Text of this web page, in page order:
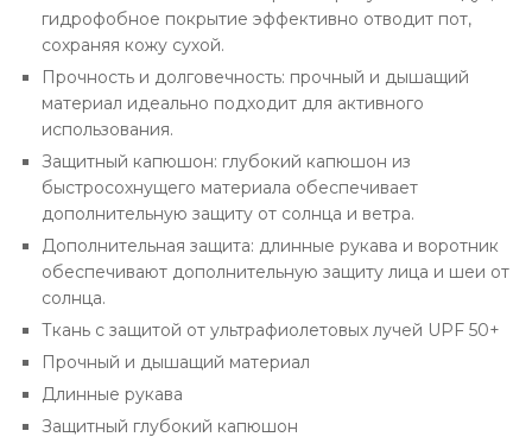
гидрофобное покрытие эффективно отводит пот,
сохраняя кожу сухой.
Прочность и долговечность: прочный и дышащий
материал идеально подходит для активного
использования.
Защитный капюшон: глубокий капюшон из
быстросохнущего материала обеспечивает
дополнительную защиту от солнца и ветра.
Дополнительная защита: длинные рукава и воротник
обеспечивают дополнительную защиту лица и шеи от
солнца.
Ткань с защитой от ультрафиолетовых лучей UPF 50+
Прочный и дышащий материал
Длинные рукава
Защитный глубокий капюшон